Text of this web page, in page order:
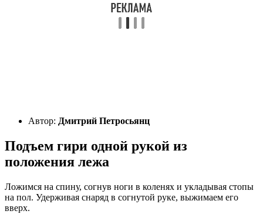
Автор: Дмитрий Петросьянц
Подъем гири одной рукой из
положения лежа
Ложимся на спину, согнув ноги в коленях и укладывая стопы
на пол. Удерживая снаряд в согнутой руке, выжимаем его
вверх.